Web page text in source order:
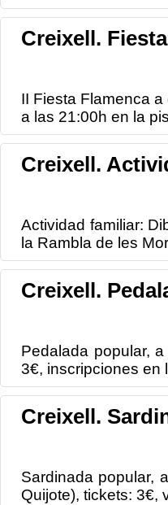
Creixell.
II Fiesta Flamenca
a las 21:00h en la
Creixell.
Actividad familiar:
la Rambla de les
Creixell.
Pedalada popular,
3€, inscripciones en
Creixell.
Sardinada popular,
Quijote), tickets: 3€,